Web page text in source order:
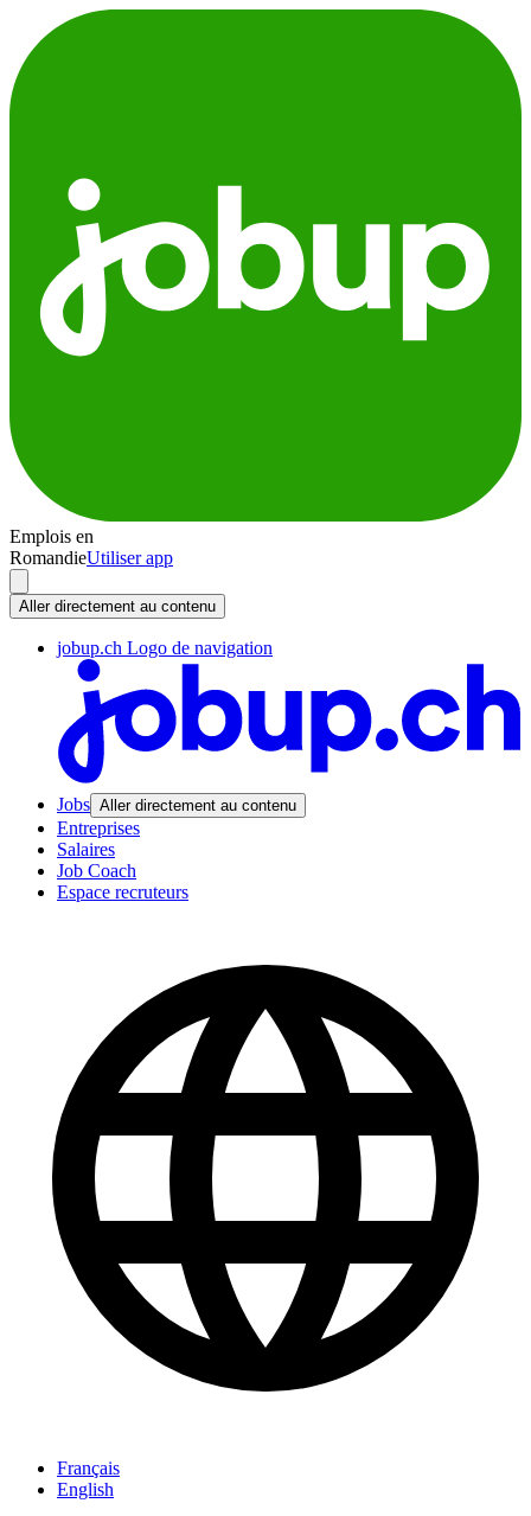
Emplois en
RomandieUtiliser app
Aller directement au contenu
jobup.ch Logo de navigation
Jobs Aller directement au contenu
Entreprises
Salaires
Job Coach
Espace recruteurs
Français
English